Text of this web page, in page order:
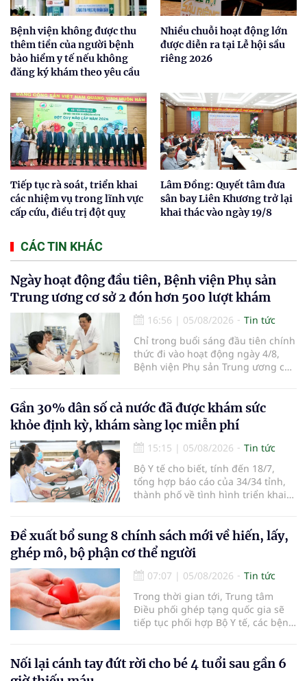
Bệnh viện không được thu
thêm tiền của người bệnh
bảo hiểm y tế nếu không
đăng ký khám theo yêu cầu
Nhiều chuỗi hoạt động lớn
được diễn ra tại Lễ hội sầu
riêng 2026
Tiếp tục rà soát, triển khai
các nhiệm vụ trong lĩnh vực
cấp cứu, điều trị đột quỵ
Lâm Đồng: Quyết tâm đưa
sân bay Liên Khương trở lại
khai thác vào ngày 19/8
CÁC TIN KHÁC
Ngày hoạt động đầu tiên, Bệnh viện Phụ sản
Trung ương cơ sở 2 đón hơn 500 lượt khám
16:56 | 05/08/2026
Tin tức
Chỉ trong buổi sáng đầu tiên chính
thức đi vào hoạt động ngày 4/8,
Bệnh viện Phụ sản Trung ương cơ
em bé đầu tiên chào đời.
Gần 30% dân số cả nước đã được khám sức
khỏe định kỳ, khám sàng lọc miễn phí
15:15 | 05/08/2026
Tin tức
Bộ Y tế cho biết, tính đến 18/7,
tổng hợp báo cáo của 34/34 tỉnh,
thành phố về tình hình triển khai
nhận 32.286.360 người, chiếm gần
30% dân số cả nước đã được khám
sức khỏe định kỳ năm nay.
Đề xuất bổ sung 8 chính sách mới về hiến, lấy,
ghép mô, bộ phận cơ thể người
07:07 | 05/08/2026
Tin tức
Trong thời gian tới, Trung tâm
Điều phối ghép tạng quốc gia sẽ
tiếp tục phối hợp Bộ Y tế, các bệnh
cường truyền thông, hoàn thiện
quy trình chuyên môn và hệ thống
Nối lại cánh tay đứt rời cho bé 4 tuổi sau gần 6